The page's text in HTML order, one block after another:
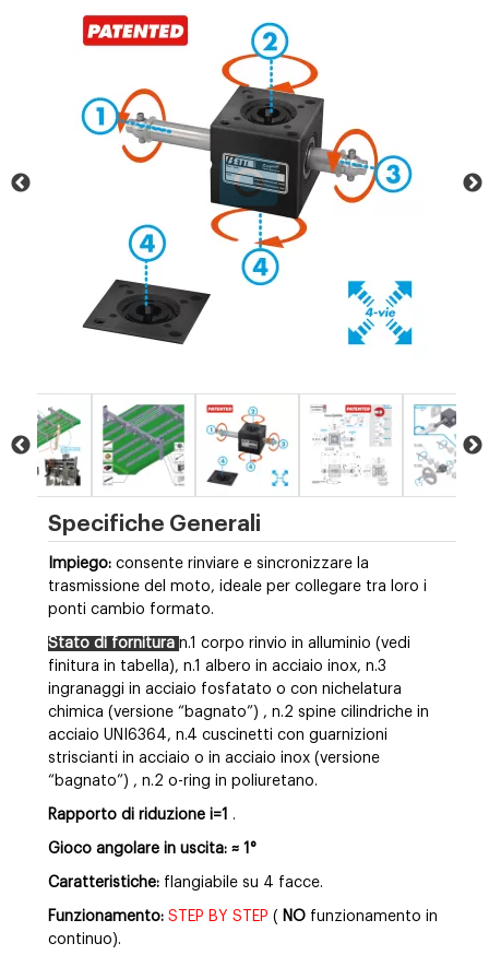
Specifiche Generali
Impiego: consente rinviare e sincronizzare la
trasmissione del moto, ideale per collegare tra loro i
ponti cambio formato.
Stato di fornitura n.1 corpo rinvio in alluminio (vedi
finitura in tabella), n.1 albero in acciaio inox, n.3
ingranaggi in acciaio fosfatato o con nichelatura
chimica (versione “bagnato”) , n.2 spine cilindriche in
acciaio UNI6364, n.4 cuscinetti con guarnizioni
striscianti in acciaio o in acciaio inox (versione
“bagnato”) , n.2 o-ring in poliuretano.
Rapporto di riduzione i=1 .
Gioco angolare in uscita: ≈ 1°
Caratteristiche: flangiabile su 4 facce.
Funzionamento: STEP BY STEP ( NO funzionamento in
continuo).